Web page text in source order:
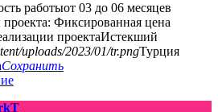
от 03 до 06 месяцев
Фиксированная цена
Истекший
Турция
Сохранить